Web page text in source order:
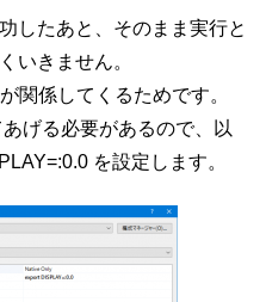
したあと、そのまま実行と
いきません。
関係してくるためです。
げる必要があるので、以
を設定します。